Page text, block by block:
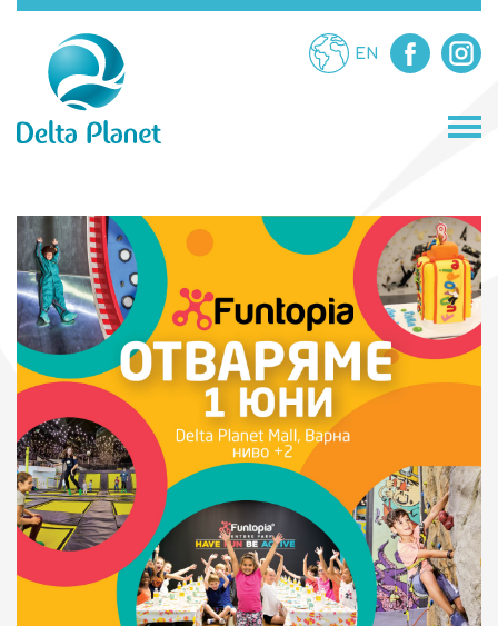
EN
МАГАЗИНИ
ЗАВЕДЕНИЯ
ЗАБАВЛЕНИЯ
УСЛУГИ
ПРОМОЦИИ